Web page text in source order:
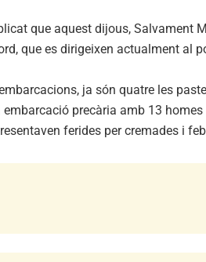
que aquest dijous, Salvament
que es dirigeixen actualment al
ja són quatre les
precària amb 13
ferides per cremades i